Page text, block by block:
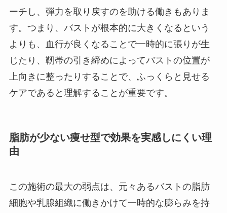
ーチし、弾力を取り戻すのを助ける働きもありま
す。つまり、バストが根本的に大きくなるという
よりも、血行が良くなることで一時的に張りが生
じたり、靭帯の引き締めによってバストの位置が
上向きに整ったりすることで、ふっくらと見せる
ケアであると理解することが重要です。
脂肪が少ない痩せ型で効果を実感しにくい理
由
この施術の最大の弱点は、元々あるバストの脂肪
細胞や乳腺組織に働きかけて一時的な膨らみを持